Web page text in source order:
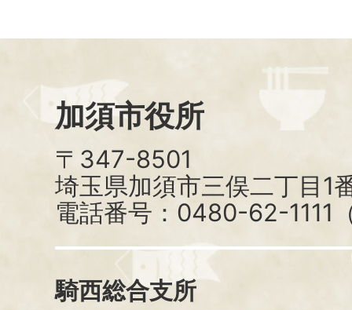
加須市役所
〒347-8501
埼玉県加須市三俣二丁目1
電話番号：0480-62-1111
騎西総合支所